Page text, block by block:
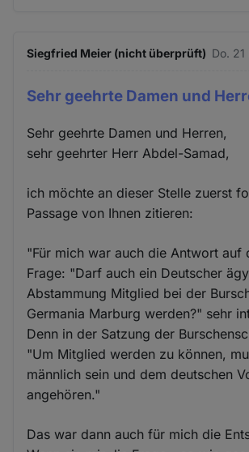
Siegfried Meier (nicht überprüft) Do. 21
Sehr geehrte Damen und
Sehr geehrte Damen und Herren,
sehr geehrter Herr Abdel-Samad,
ich möchte an dieser Stelle zuerst
Passage von Ihnen zitieren:
"Für mich war auch die Antwort auf
Frage: "Darf auch ein Deutscher
Abstammung Mitglied bei der
Germania Marburg werden?" sehr
Denn in der Satzung der
"Um Mitglied werden zu können,
männlich sein und dem deutschen
angehören."
Das war dann auch für mich die